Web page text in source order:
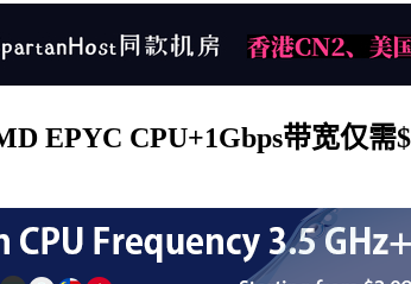
EPYC CPU+1Gbps带宽仅需